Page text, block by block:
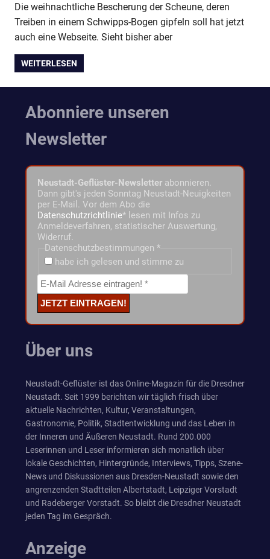
Die weihnachtliche Bescherung der Scheune, deren
Treiben in einem Schwipps-Bogen gipfeln soll hat jetzt
auch eine Webseite. Sieht bisher aber
WEITERLESEN
Abonniere unseren
Newsletter
Neustadt-Geflüster-Newsletter abonnieren.
Dann gibt's jeden Sonntag Neustadt-Neuigkeiten
per E-Mail. Vor dem Abo die
Datenschutzrichtlinie* lesen mit Infos zu
Anmeldeverfahren, statistischer Auswertung,
Widerruf.
Datenschutzbestimmungen *
habe ich gelesen und stimme zu
Über uns
Neustadt-Geflüster ist das Online-Magazin für die Dresdner
Neustadt. Seit 1999 berichten wir täglich frisch über
aktuelle Nachrichten, Kultur, Veranstaltungen,
Gastronomie, Politik, Stadtentwicklung und das Leben in
der Inneren und Äußeren Neustadt. Rund 200.000
Leserinnen und Leser informieren sich monatlich über
lokale Geschichten, Hintergründe, Interviews, Tipps, Szene-
News und Diskussionen aus Dresden-Neustadt sowie den
angrenzenden Stadtteilen Albertstadt, Leipziger Vorstadt
und Radeberger Vorstadt. So bleibt die Dresdner Neustadt
jeden Tag im Gespräch.
Anzeige